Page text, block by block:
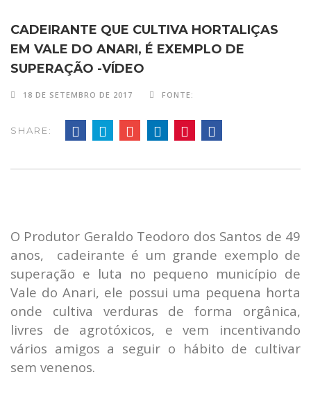
CADEIRANTE QUE CULTIVA HORTALIÇAS
EM VALE DO ANARI, É EXEMPLO DE
SUPERAÇÃO -VÍDEO
18 DE SETEMBRO DE 2017 FONTE:
SHARE:
O Produtor Geraldo Teodoro dos Santos de 49
anos, cadeirante é um grande exemplo de
superação e luta no pequeno município de
Vale do Anari, ele possui uma pequena horta
onde cultiva verduras de forma orgânica,
livres de agrotóxicos, e vem incentivando
vários amigos a seguir o hábito de cultivar
sem venenos.